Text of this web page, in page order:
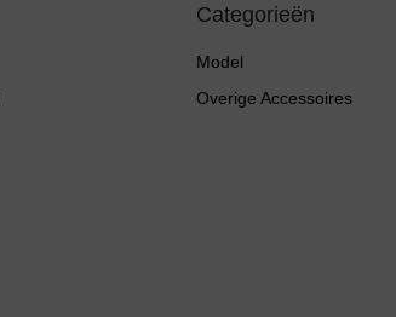
Categorieën
Model
Overige Accessoires